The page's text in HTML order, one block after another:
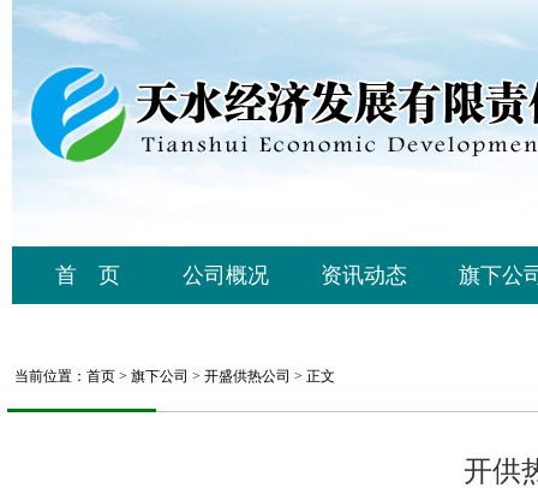
首 页 公司概况 资讯动态 旗下公
当前位置： 首页 > 旗下公司 > 开盛供热公司 > 正文
开供